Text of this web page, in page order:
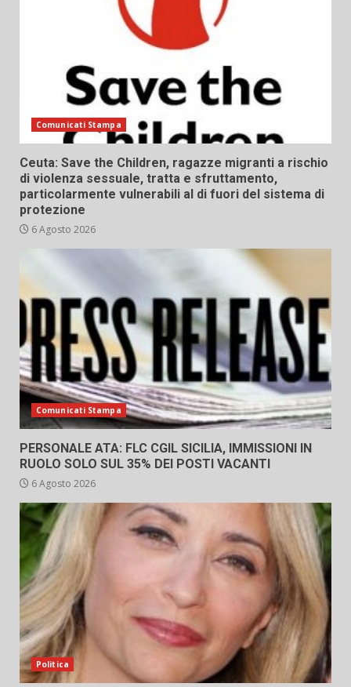
Comunicati Stampa
Ceuta: Save the Children, ragazze migranti a rischio
di violenza sessuale, tratta e sfruttamento,
particolarmente vulnerabili al di fuori del sistema di
protezione
6 Agosto 2026
Comunicati Stampa
PERSONALE ATA: FLC CGIL SICILIA, IMMISSIONI IN
RUOLO SOLO SUL 35% DEI POSTI VACANTI
6 Agosto 2026
Politica